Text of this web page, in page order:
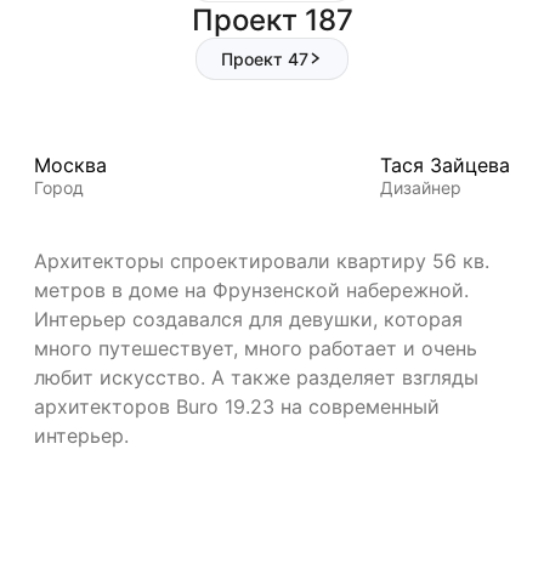
Проект 187
Проект 47
Москва
Город
Тася Зайцева
Дизайнер
Архитекторы спроектировали квартиру 56 кв.
метров в доме на Фрунзенской набережной.
Интерьер создавался для девушки, которая
много путешествует, много работает и очень
любит искусство. А также разделяет взгляды
архитекторов Buro 19.23 на современный
интерьер.